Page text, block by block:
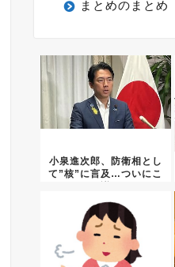
まとめのまとめ
小泉進次郎、防衛相とし
て”核”に言及…ついにこ